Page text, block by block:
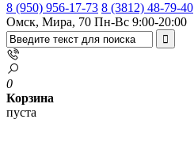
8 (950) 956-17-73 8 (3812) 48-79-40
Омск, Мира, 70 Пн-Вс 9:00-20:00
0
Корзина
пуста